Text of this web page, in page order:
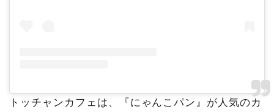
トッチャンカフェは、『にゃんこパン』が人気のカ